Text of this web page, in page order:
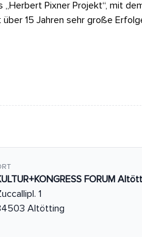
Pixner Projekt“, mit
15 Jahren sehr große
FORUM
1
Altötting